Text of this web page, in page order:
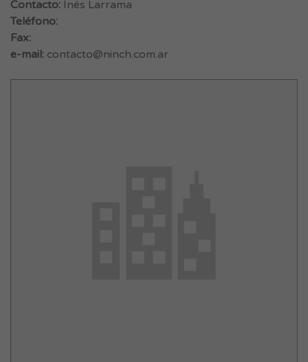
Contacto: Inés Larrama
Teléfono:
Fax:
e-mail: contacto@ninch.com.ar